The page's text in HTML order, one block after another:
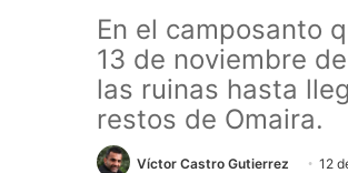
En el camposanto
13 de noviembre
las ruinas hasta
restos de Omaira.
Víctor Castro Gutierrez 12